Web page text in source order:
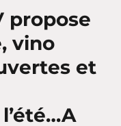
propose
vino
et